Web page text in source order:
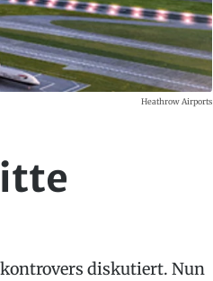
Heathrow Airports
diskutiert. Nun